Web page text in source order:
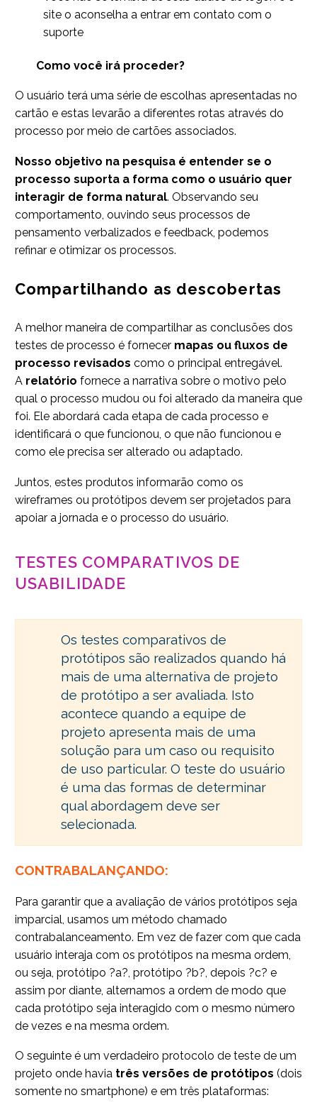
site o aconselha a entrar em contato com o
suporte
Como você irá proceder?
O usuário terá uma série de escolhas apresentadas no
cartão e estas levarão a diferentes rotas através do
processo por meio de cartões associados.
Nosso objetivo na pesquisa é entender se o
processo suporta a forma como o usuário quer
interagir de forma natural. Observando seu
comportamento, ouvindo seus processos de
pensamento verbalizados e feedback, podemos
refinar e otimizar os processos.
Compartilhando as descobertas
A melhor maneira de compartilhar as conclusões dos
testes de processo é fornecer mapas ou fluxos de
processo revisados como o principal entregável.
A relatório fornece a narrativa sobre o motivo pelo
qual o processo mudou ou foi alterado da maneira que
foi. Ele abordará cada etapa de cada processo e
identificará o que funcionou, o que não funcionou e
como ele precisa ser alterado ou adaptado.
Juntos, estes produtos informarão como os
wireframes ou protótipos devem ser projetados para
apoiar a jornada e o processo do usuário.
TESTES COMPARATIVOS DE
USABILIDADE
Os testes comparativos de
protótipos são realizados quando há
mais de uma alternativa de projeto
de protótipo a ser avaliada. Isto
acontece quando a equipe de
projeto apresenta mais de uma
solução para um caso ou requisito
de uso particular. O teste do usuário
é uma das formas de determinar
qual abordagem deve ser
selecionada.
CONTRABALANÇANDO:
Para garantir que a avaliação de vários protótipos seja
imparcial, usamos um método chamado
contrabalanceamento. Em vez de fazer com que cada
usuário interaja com os protótipos na mesma ordem,
ou seja, protótipo ?a?, protótipo ?b?, depois ?c? e
assim por diante, alternamos a ordem de modo que
cada protótipo seja interagido com o mesmo número
de vezes e na mesma ordem.
O seguinte é um verdadeiro protocolo de teste de um
projeto onde havia três versões de protótipos (dois
somente no smartphone) e em três plataformas: